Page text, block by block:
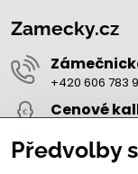
Zamecky.cz
+420 606 783
Cenové
+420 723 470
Předvolby